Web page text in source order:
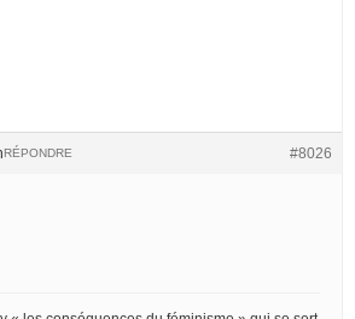
#8026
RÉPONDRE